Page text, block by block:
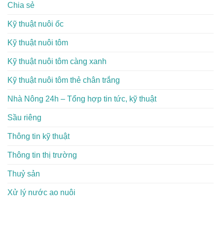
Chia sẻ
Kỹ thuật nuôi ốc
Kỹ thuật nuôi tôm
Kỹ thuật nuôi tôm càng xanh
Kỹ thuật nuôi tôm thẻ chân trắng
Nhà Nông 24h – Tổng hợp tin tức, kỹ thuật
Sầu riêng
Thông tin kỹ thuật
Thông tin thị trường
Thuỷ sản
Xử lý nước ao nuôi